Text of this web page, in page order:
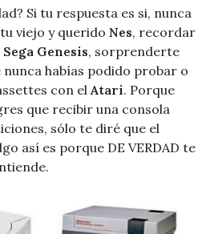
Si tu respuesta es si, nunca
viejo y querido Nes, recordar
Sega Genesis, sorprenderte
nunca habías podido probar o
con elAtari. Porque
que recibir una consola
sólo te diré que el
así es porque DE VERDAD te